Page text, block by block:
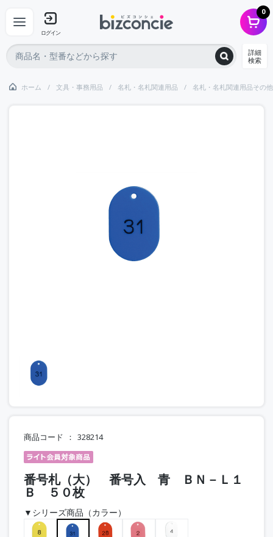
ログイン
0
詳細
検索
ホーム 文具・事務用品 名札・名札関連用品 名札・名札関連用品その他
商品コード 328214
番号札（大） 番号入 青 ＢＮ－Ｌ１
Ｂ ５０枚
▼シリーズ商品（カラー）